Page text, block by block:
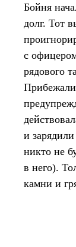
Бойня
долг. Тот
с
рядового
и
никто не
в него).
камни и